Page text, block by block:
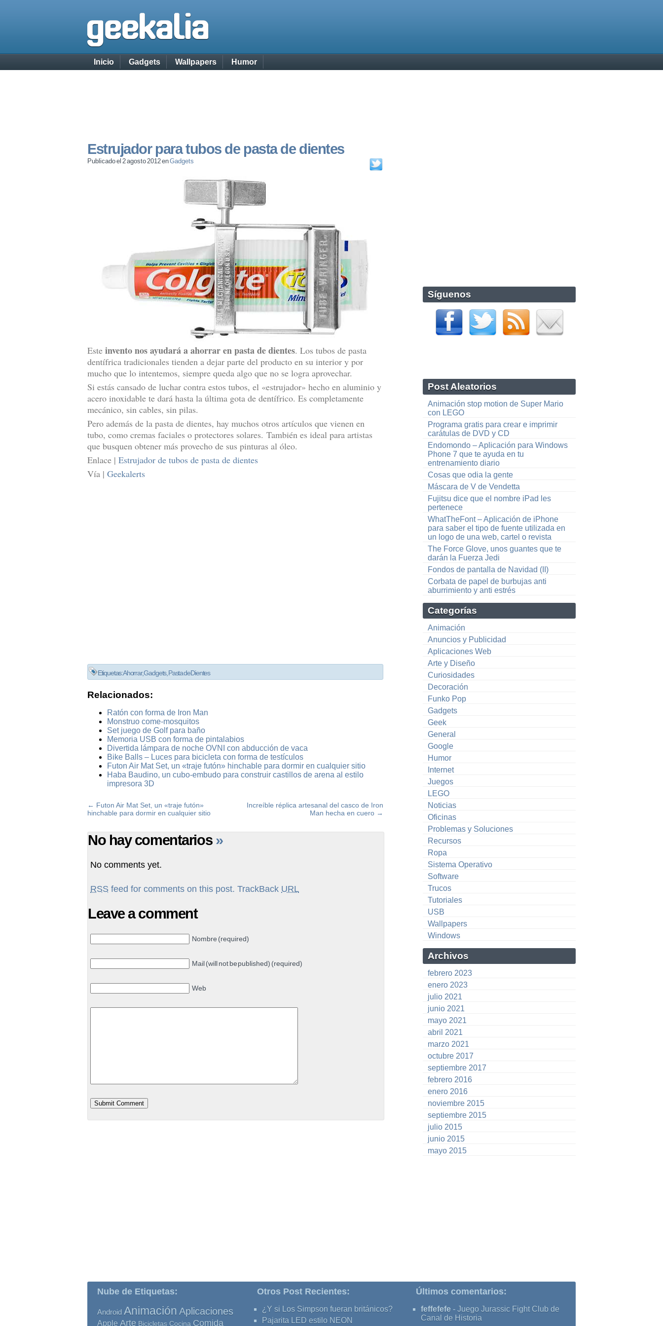
Inicio Gadgets Wallpapers Humor
Estrujador para tubos de pasta de dientes
Publicado el 2 agosto 2012 enGadgets
Este invento nos ayudará a ahorrar en pasta de dientes. Los tubos de pasta
dentífrica tradicionales tienden a dejar parte del producto en su interior y por
mucho que lo intentemos, siempre queda algo que no se logra aprovechar.
Si estás cansado de luchar contra estos tubos, el «estrujador» hecho en aluminio y
acero inoxidable te dará hasta la última gota de dentífrico. Es completamente
mecánico, sin cables, sin pilas.
Pero además de la pasta de dientes, hay muchos otros artículos que vienen en
tubo, como cremas faciales o protectores solares. También es ideal para artistas
que busquen obtener más provecho de sus pinturas al óleo.
Enlace | Estrujador de tubos de pasta de dientes
Vía | Geekalerts
Etiquetas:Ahorrar,Gadgets,Pasta de Dientes
Relacionados:
Ratón con forma de Iron Man
Monstruo come-mosquitos
Set juego de Golf para baño
Memoria USB con forma de pintalabios
Divertida lámpara de noche OVNI con abducción de vaca
Bike Balls – Luces para bicicleta con forma de testículos
Futon Air Mat Set, un «traje futón» hinchable para dormir en cualquier sitio
Haba Baudino, un cubo-embudo para construir castillos de arena al estilo
impresora 3D
Increíble réplica artesanal del casco de Iron
Man hecha en cuero →
← Futon Air Mat Set, un «traje futón»
hinchable para dormir en cualquier sitio
No hay comentarios »
No comments yet.
RSS feed for comments on this post. TrackBack URL
Leave a comment
Nombre (required)
Mail (will not be published) (required)
Web
Síguenos
Post Aleatorios
Animación stop motion de Super Mario
con LEGO
Programa gratis para crear e imprimir
carátulas de DVD y CD
Endomondo – Aplicación para Windows
Phone 7 que te ayuda en tu
entrenamiento diario
Cosas que odia la gente
Máscara de V de Vendetta
Fujitsu dice que el nombre iPad les
pertenece
WhatTheFont – Aplicación de iPhone
para saber el tipo de fuente utilizada en
un logo de una web, cartel o revista
The Force Glove, unos guantes que te
darán la Fuerza Jedi
Fondos de pantalla de Navidad (II)
Corbata de papel de burbujas anti
aburrimiento y anti estrés
Categorías
Animación
Anuncios y Publicidad
Aplicaciones Web
Arte y Diseño
Curiosidades
Decoración
Funko Pop
Gadgets
Geek
General
Google
Humor
Internet
Juegos
LEGO
Noticias
Oficinas
Problemas y Soluciones
Recursos
Ropa
Sistema Operativo
Software
Trucos
Tutoriales
USB
Wallpapers
Windows
Archivos
febrero 2023
enero 2023
julio 2021
junio 2021
mayo 2021
abril 2021
marzo 2021
octubre 2017
septiembre 2017
febrero 2016
enero 2016
noviembre 2015
septiembre 2015
julio 2015
junio 2015
mayo 2015
Nube de Etiquetas:
Android Animación Aplicaciones
Apple Arte Bicicletas Cocina Comida
Otros Post Recientes:
¿Y si Los Simpson fueran británicos?
Pajarita LED estilo NEON
Últimos comentarios:
feffefefe - Juego Jurassic Fight Club de
Canal de Historia